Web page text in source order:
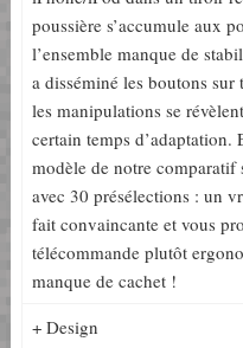
poussière s’accumule aux
l’ensemble manque de
a disséminé les boutons
les manipulations se
certain temps d’adaptation.
modèle de notre
avec 30 présélections : un
fait convaincante et vous
télécommande plutôt
manque de cachet !
+ Design